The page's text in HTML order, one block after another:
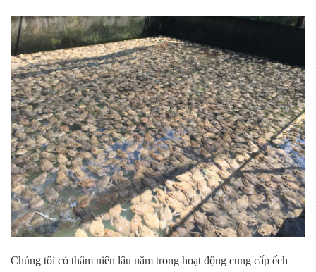
Chúng tôi có thâm niên lâu năm trong hoạt động cung cấp ếch